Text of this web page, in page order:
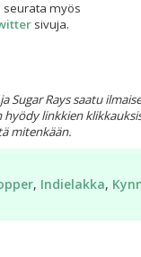
seurata myös
sivuja.
Sugar Rays saatu
hyödy linkkien
mitenkään.
, Indielakka,